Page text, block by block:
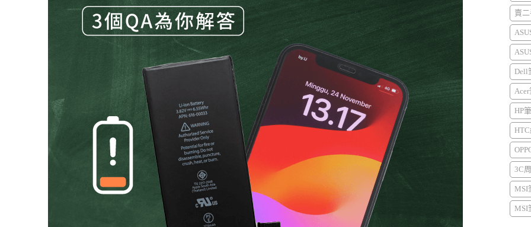
賣
Dell
HP
3C
MSI
MSI